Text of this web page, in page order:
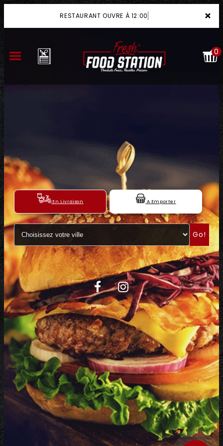
×
RESTAURANT OUVRE À 12:00
VOTRE COMPTE
NOTRE RESTAURANT
VOS AVIS
MENTIONS LÉGALES
C.G.V
0
En Livraison A Emporter
Go!